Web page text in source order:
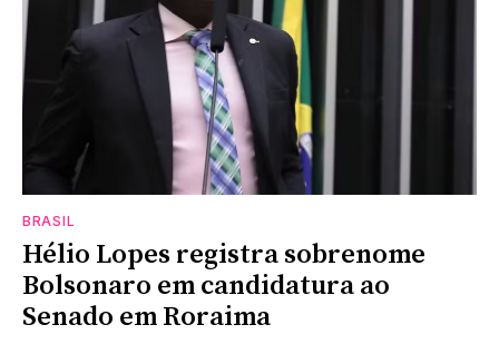
BRASIL
Hélio Lopes registra sobrenome
Bolsonaro em candidatura ao
Senado em Roraima